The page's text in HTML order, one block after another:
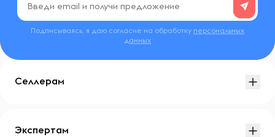
Подписываясь, я даю согласие на обработку персональных
данных
Селлерам
Экспертам